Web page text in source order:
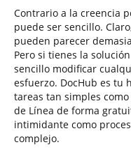
Contrario a la creencia
puede ser sencillo.
pueden parecer
Pero si tienes la
sencillo modificar
esfuerzo. DocHub es tu
tareas tan simples
de Línea de forma
intimidante como
complejo.